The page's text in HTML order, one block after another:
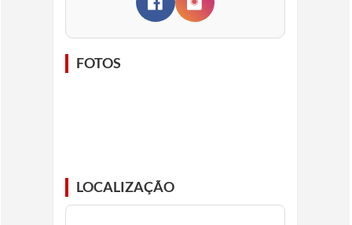
FOTOS
LOCALIZAÇÃO